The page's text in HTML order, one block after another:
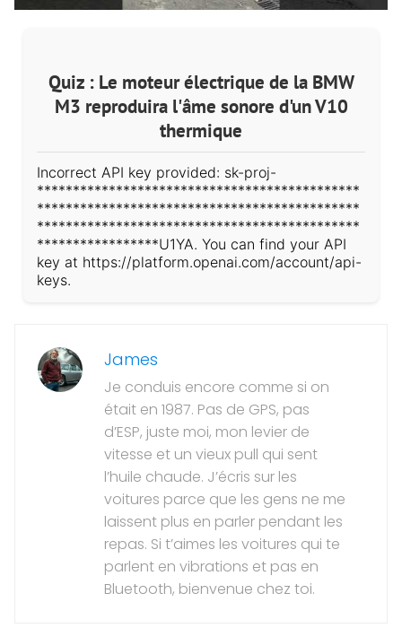
Quiz : Le moteur électrique de la BMW
M3 reproduira l'âme sonore d'un V10
thermique
Incorrect API key provided: sk-proj-
*********************************************
*********************************************
*********************************************
*****************U1YA. You can find your API
key at https://platform.openai.com/account/api-
keys.
James
Je conduis encore comme si on
était en 1987. Pas de GPS, pas
d’ESP, juste moi, mon levier de
vitesse et un vieux pull qui sent
l’huile chaude. J’écris sur les
voitures parce que les gens ne me
laissent plus en parler pendant les
repas. Si t’aimes les voitures qui te
parlent en vibrations et pas en
Bluetooth, bienvenue chez toi.